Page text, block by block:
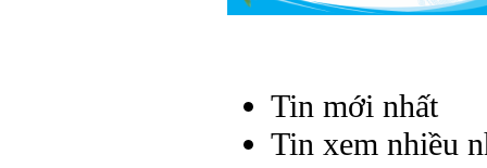
Tin mới nhất
Tin xem nhiều